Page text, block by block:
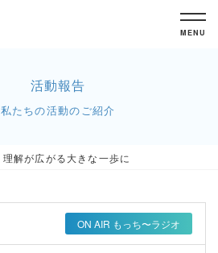
MENU
活動報告
私たちの活動のご紹介
理解が広がる大きな一歩に
ON AIR もっち〜ラジオ